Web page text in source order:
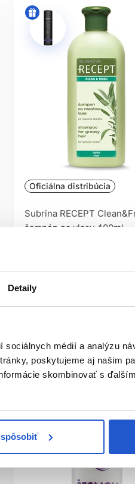
Detaily
sociálnych médií a analýzu
poskytujeme aj našim
skombinovať s
Oficiálna distribúcia
Subrina RECEPT
šampón na vlasy 400ml
7.20 €